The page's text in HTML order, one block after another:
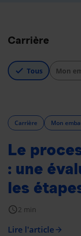
Carrière
Tous Mon
Carrière Mon
Le
: une
les
schedule2 min
Lire l'article arrow_forward